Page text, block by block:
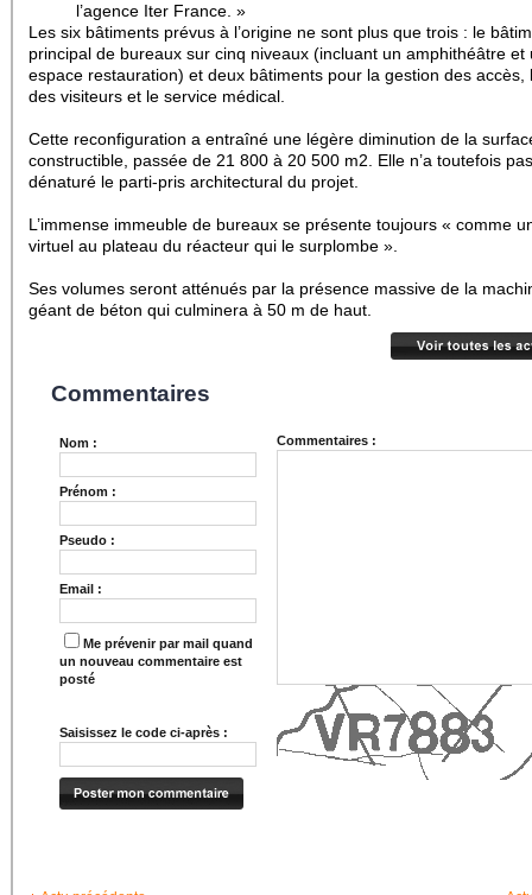
l’agence Iter France. »
Les six bâtiments prévus à l’origine ne sont plus que trois : le
principal de bureaux sur cinq niveaux (incluant un amphithéâtre et
espace restauration) et deux bâtiments pour la gestion des accès,
des visiteurs et le service médical.
Cette reconfiguration a entraîné une légère diminution de la
constructible, passée de 21 800 à 20 500 m2. Elle n’a toutefois pas
dénaturé le parti-pris architectural du projet.
L’immense immeuble de bureaux se présente toujours « comme
virtuel au plateau du réacteur qui le surplombe ».
Ses volumes seront atténués par la présence massive de la
géant de béton qui culminera à 50 m de haut.
Commentaires
Nom :
Prénom :
Pseudo :
Email :
Me prévenir par mail quand
un nouveau commentaire est
posté
Saisissez le code ci-après :
Commentaires :